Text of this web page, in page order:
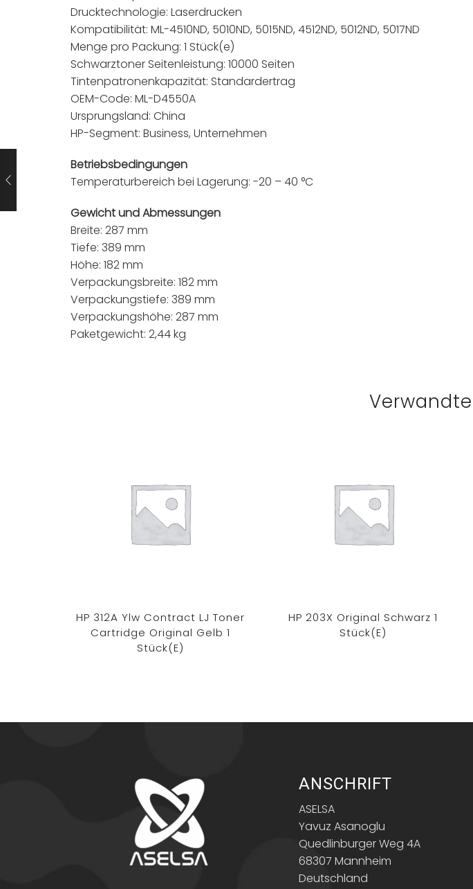
Drucktechnologie: Laserdrucken
Kompatibilität: ML-4510ND, 5010ND, 5015ND, 4512ND, 5012ND, 5017ND
Menge pro Packung: 1 Stück(e)
Schwarztoner Seitenleistung: 10000 Seiten
Tintenpatronenkapazität: Standardertrag
OEM-Code: ML-D4550A
Ursprungsland: China
HP-Segment: Business, Unternehmen
Betriebsbedingungen
Temperaturbereich bei Lagerung: -20 – 40 °C
Gewicht und Abmessungen
Breite: 287 mm
Tiefe: 389 mm
Höhe: 182 mm
Verpackungsbreite: 182 mm
Verpackungstiefe: 389 mm
Verpackungshöhe: 287 mm
Paketgewicht: 2,44 kg
HP 312A Ylw Contract LJ Toner
Cartridge Original Gelb 1
Stück(e)
HP 203X Original Schwarz 1
Stück(e)
ANSCHRIFT
ASELSA
Yavuz Asanoglu
Quedlinburger Weg 4A
68307 Mannheim
Deutschland